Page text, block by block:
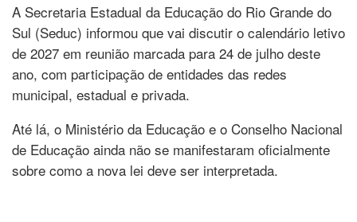
A Secretaria Estadual da Educação do Rio Grande do
Sul (Seduc) informou que vai discutir o calendário letivo
de 2027 em reunião marcada para 24 de julho deste
ano, com participação de entidades das redes
municipal, estadual e privada.
Até lá, o Ministério da Educação e o Conselho Nacional
de Educação ainda não se manifestaram oficialmente
sobre como a nova lei deve ser interpretada.